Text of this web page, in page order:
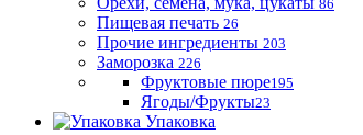
86
Пищевая печать 26
Прочие ингредиенты 203
Заморозка 226
Фруктовые пюре195
Ягоды/Фрукты23
Упаковка